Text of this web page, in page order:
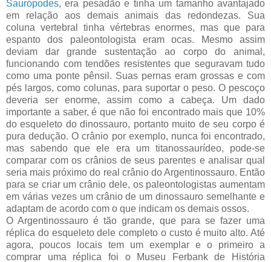
Saurópodes, era pesadão e tinha um tamanho avantajado
em relação aos demais animais das redondezas. Sua
coluna vertebral tinha vértebras enormes, mas que para
espanto dos paleontologista eram ocas. Mesmo assim
deviam dar grande sustentação ao corpo do animal,
funcionando com tendões resistentes que seguravam tudo
como uma ponte pênsil. Suas pernas eram grossas e com
pés largos, como colunas, para suportar o peso. O pescoço
deveria ser enorme, assim como a cabeça. Um dado
importante a saber, é que não foi encontrado mais que 10%
do esqueleto do dinossauro, portanto muito de seu corpo é
pura dedução. O crânio por exemplo, nunca foi encontrado,
mas sabendo que ele era um titanossaurídeo, pode-se
comparar com os crânios de seus parentes e analisar qual
seria mais próximo do real crânio do Argentinossauro. Então
para se criar um crânio dele, os paleontologistas aumentam
em várias vezes um crânio de um dinossauro semelhante e
adaptam de acordo com o que indicam os demais ossos.
O Argentinossauro é tão grande, que para se fazer uma
réplica do esqueleto dele completo o custo é muito alto. Até
agora, poucos locais tem um exemplar e o primeiro a
comprar uma réplica foi o Museu Ferbank de História